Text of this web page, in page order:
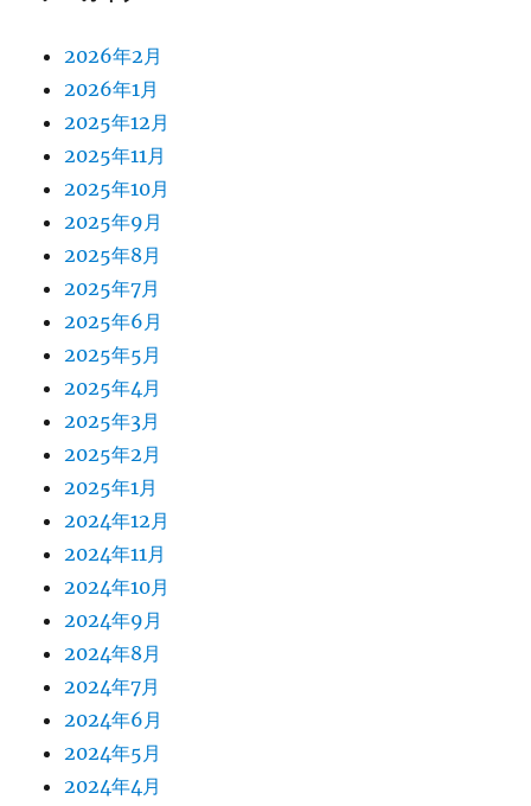
2026年2月
2026年1月
2025年12月
2025年11月
2025年10月
2025年9月
2025年8月
2025年7月
2025年6月
2025年5月
2025年4月
2025年3月
2025年2月
2025年1月
2024年12月
2024年11月
2024年10月
2024年9月
2024年8月
2024年7月
2024年6月
2024年5月
2024年4月